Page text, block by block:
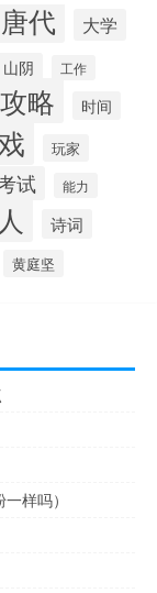
唐代 大学
山阴 工作
攻略
时间
玩家
试 能力
诗词
黄庭坚
样吗）